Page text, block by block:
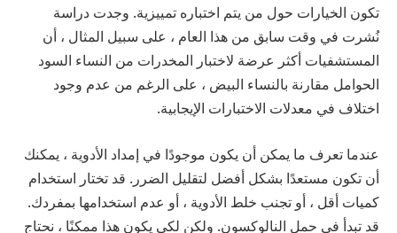
تكون الخيارات حول من يتم اختباره تمييزية. وجدت دراسة
نُشرت في وقت سابق من هذا العام ، على سبيل المثال ، أن
المستشفيات أكثر عرضة لاختبار المخدرات من النساء السود
الحوامل مقارنة بالنساء البيض ، على الرغم من عدم وجود
اختلاف في معدلات الاختبارات الإيجابية.
عندما تعرف ما يمكن أن يكون موجودًا في إمداد الأدوية ، يمكنك
أن تكون مستعدًا بشكل أفضل لتقليل الضرر. قد تختار استخدام
كميات أقل ، أو تجنب خلط الأدوية ، أو عدم استخدامها بمفردك.
قد تبدأ في حمل النالوكسون. ولكن لكي يكون هذا ممكنًا ، نحتاج